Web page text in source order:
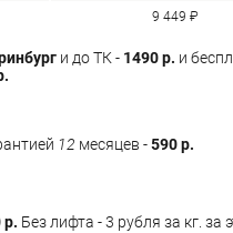
9 449 ₽
и до ТК - 1490 р. и
12 месяцев -590 р.
р. Без лифта - 3 рубля за кг. за